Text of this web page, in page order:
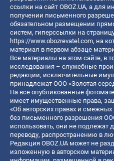
ссылки на сайт OBOZ.UA, а для
получении письменного
обязательном размещении
систем, гиперссылки на
https://www.obozrevatel.com, на
материал в первом абзаце
Все материалы на этом сайте, в
исследования – служебные
редакции, исключительные
принадлежат ООО «Золотая
На все опубликованные
имеет имущественные права,
«Об авторских правах и смежных
без письменного разрешения
использовать, они не подлежат
переводу, распространению в
Редакция OBOZ.UA может не
изложенную в авторском